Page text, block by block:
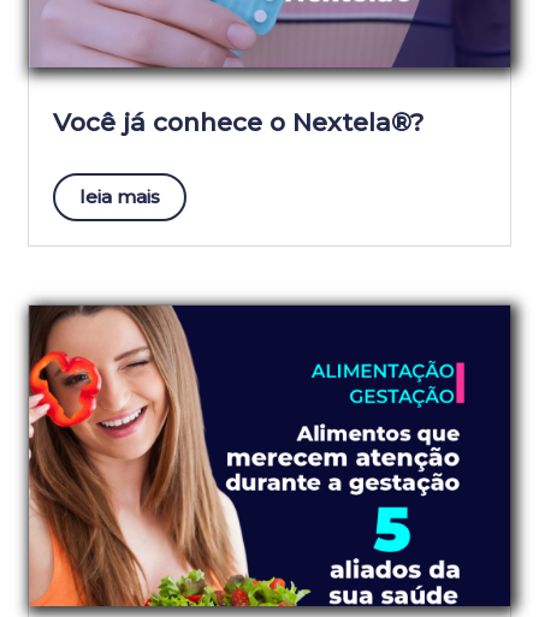
Você já conhece o Nextela®?
leia mais